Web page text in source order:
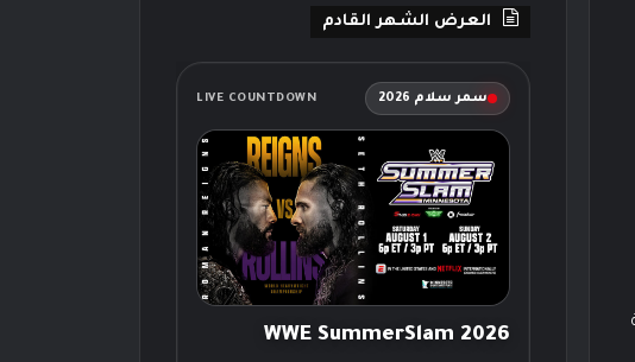
العرض الشهر القادم
سمر سلام 2026 LIVE COUNTDOWN
WWE SummerSlam 2026